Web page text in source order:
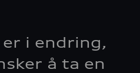
i endring,
å ta en